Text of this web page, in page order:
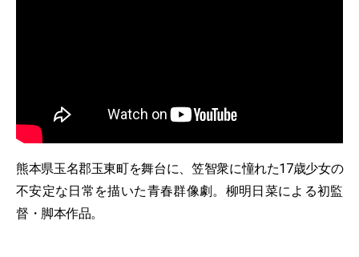
熊本県玉名郡玉東町を舞台に、笠智衆に憧れた17歳少女の
不安定な日常を描いた青春群像劇。柳明日菜による初監
督・脚本作品。